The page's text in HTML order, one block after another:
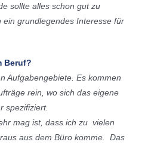
sollte alles schon gut zu
ein grundlegendes Interesse für
Beruf?
Aufgabengebiete. Es kommen
rein, wo sich das eigene
spezifiziert.
mag ist, dass ich zu vielen
aus dem Büro komme. Das